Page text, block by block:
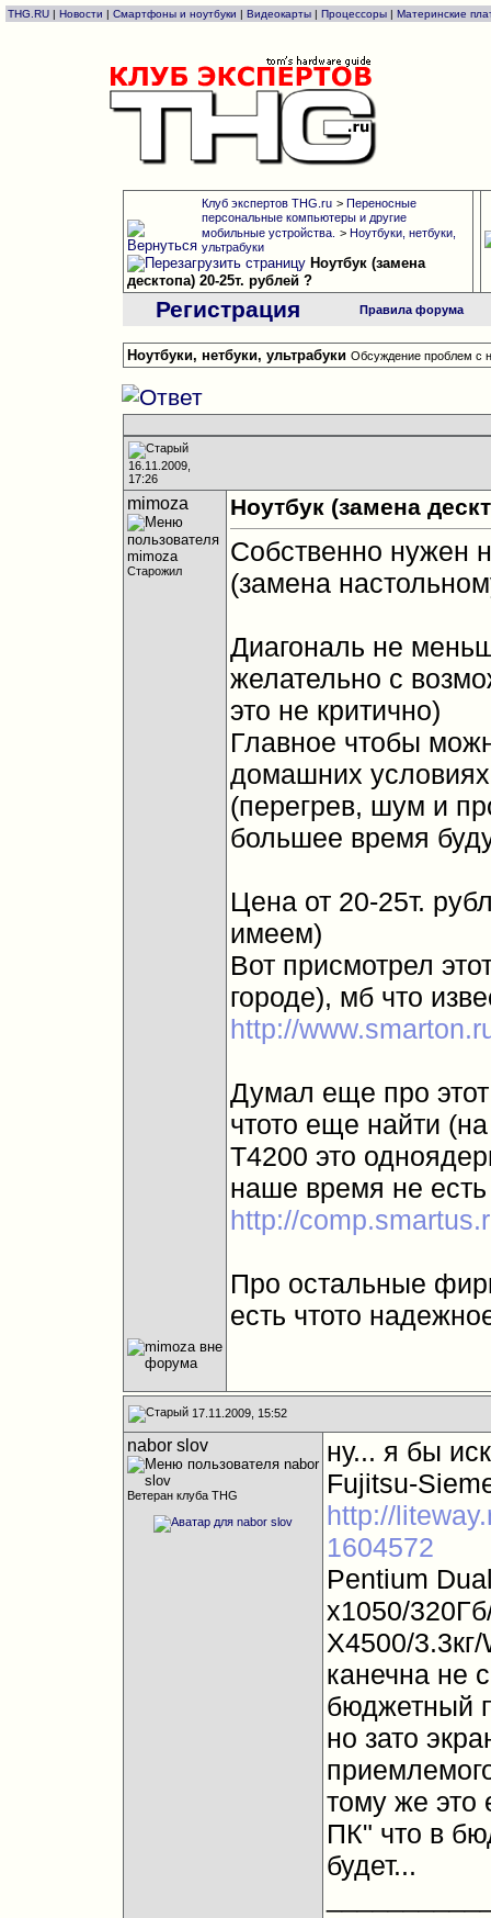
THG.RU | Новости | Смартфоны и ноутбуки | Видеокарты | Процессоры | Материнские
Клуб экспертов THG.ru > Переносные
персональные компьютеры и другие
мобильные устройства. > Ноутбуки, нетбуки,
ультрабуки
Ноутбук (замена
десктопа) 20-25т. рублей ?
Регистрация Правила форума
Ноутбуки, нетбуки, ультрабуки Обсуждение проблем с
16.11.2009,
17:26
mimoza
Старожил
Ноутбук (замена
Собственно нужен
(замена
Диагональ не
желательно с
это не критично)
Главное чтобы
домашних
(перегрев, шум и
большее время
Цена от 20-25т.
имеем)
Вот присмотрел
городе), мб что
http://
Думал еще про
чтото еще найти
T4200 это
наше время не
http://
Про остальные
есть чтото
17.11.2009, 15:52
nabor slov
Ветеран клуба THG
ну... я бы
Fujitsu-
http://
1604572
Pentium
x1050/
X4500/
канечна не
бюджетный
но зато
тому же это
ПК" что в
будет...